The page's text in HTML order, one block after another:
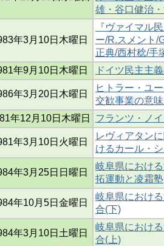
雄・谷口健治
年3月10日木曜日
『ヴァイマル
ー/R.スメント/
正典/西村稔/手
年9月10日木曜日
ドイツ民主主
年3月20日木曜日
ヒトラー・ユ
交歓事業の意
年12月10日木曜日
フランツ・ノ
年3月10日火曜日
レヴィアタン
けるカール・
年3月25日日曜日
岐阜県におけ
拓運動と凌霜塾
年10月5日金曜日
岐阜県におけ
合(下)
年3月10日土曜日
岐阜県におけ
合(上)